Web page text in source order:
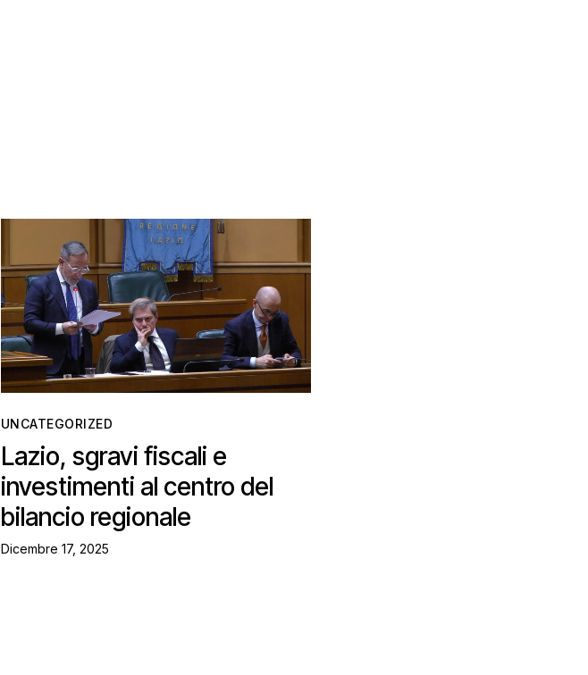
UNCATEGORIZED
Lazio, sgravi fiscali e
investimenti al centro del
bilancio regionale
Dicembre 17, 2025